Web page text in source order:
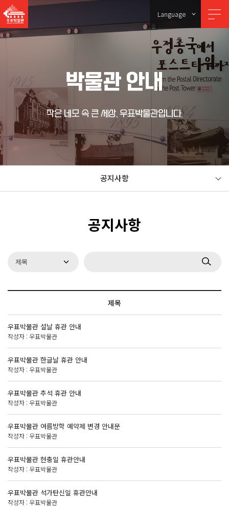
Language
박물관 안내
작은 네모 속 큰 세상, 우표박물관입니다.
공지사항
공지사항
제목
우표박물관 설날 휴관 안내
작성자 : 우표박물관
우표박물관 한글날 휴관 안내
작성자 : 우표박물관
우표박물관 추석 휴관 안내
작성자 : 우표박물관
우표박물관 여름방학 예약제 변경 안내문
작성자 : 우표박물관
우표박물관 현충일 휴관안내
작성자 : 우표박물관
우표박물관 석가탄신일 휴관안내
작성자 : 우표박물관